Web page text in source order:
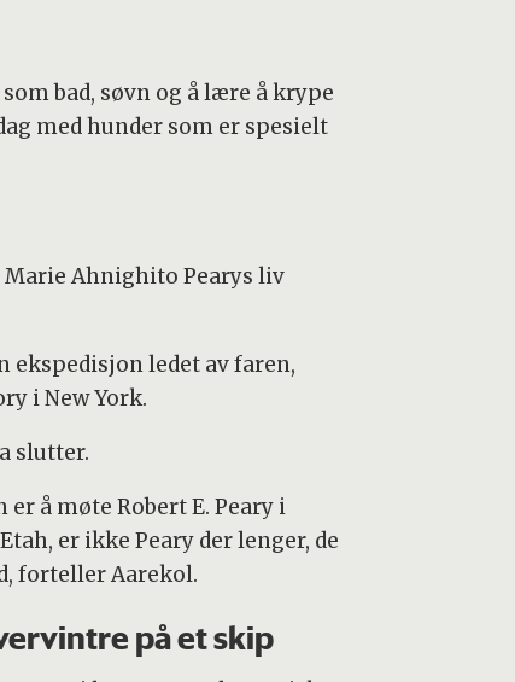
bad, søvn og å lære å krype
med hunder som er spesielt
Marie Ahnighito Pearys liv
ekspedisjon ledet av faren,
i New York.
slutter.
å møte Robert E. Peary i
er ikke Peary der lenger, de
forteller Aarekol.
på et skip